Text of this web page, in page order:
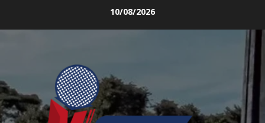
10/08/2026